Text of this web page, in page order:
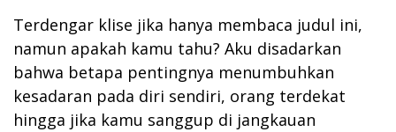
Terdengar klise jika hanya membaca judul ini,
namun apakah kamu tahu? Aku disadarkan
bahwa betapa pentingnya menumbuhkan
kesadaran pada diri sendiri, orang terdekat
hingga jika kamu sanggup di jangkauan